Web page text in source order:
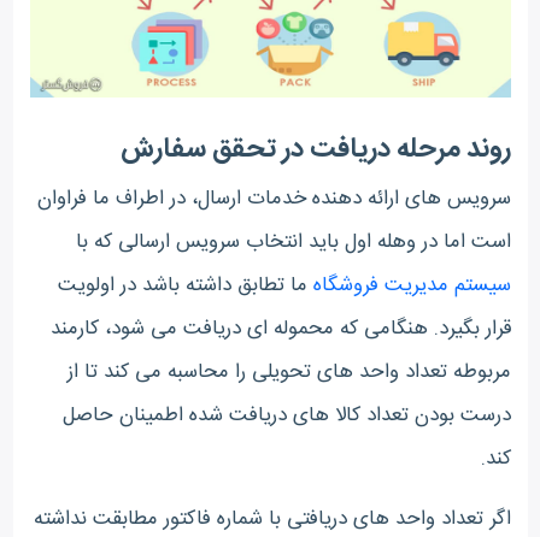
روند مرحله دریافت در تحقق سفارش
سرویس های ارائه دهنده خدمات ارسال، در اطراف ما فراوان
است اما در وهله اول باید انتخاب سرویس ارسالی که با
سیستم مدیریت فروشگاه ما تطابق داشته باشد در اولویت
قرار بگیرد. هنگامی که محموله ای دریافت می شود، کارمند
مربوطه تعداد واحد های تحویلی را محاسبه می کند تا از
درست بودن تعداد کالا های دریافت شده اطمینان حاصل
کند.
اگر تعداد واحد های دریافتی با شماره فاکتور مطابقت نداشته